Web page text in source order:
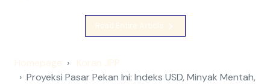
Read Entire Article
Homepage
Koran JPP
Proyeksi Pasar Pekan Ini: Indeks USD, Minyak Mentah,